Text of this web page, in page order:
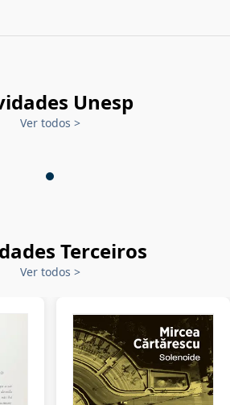
Unesp
Ver todos >
Terceiros
Ver todos >